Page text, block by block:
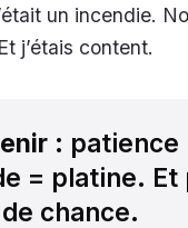
un incendie.
j’étais content.
: patience
= platine. Et
chance.